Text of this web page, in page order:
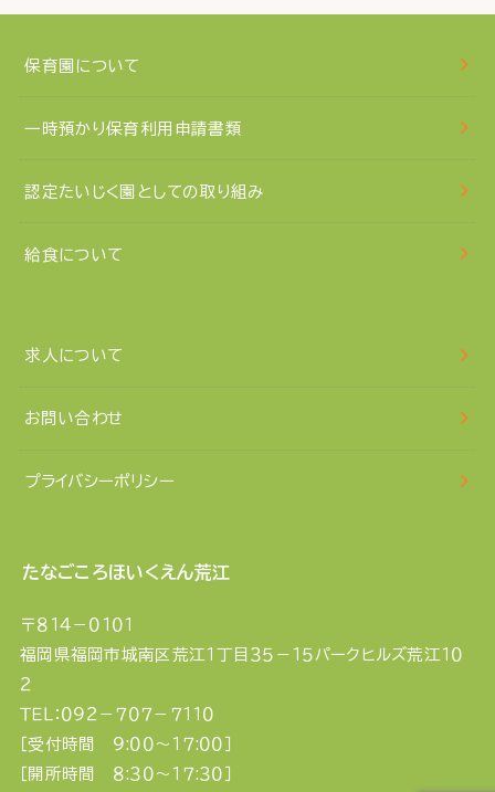
保育園について
一時預かり保育利用申請書類
認定たいじく園としての取り組み
給食について
求人について
お問い合わせ
プライバシーポリシー
たなごころほいくえん荒江
〒８１４－０１０１
福岡県福岡市城南区荒江１丁目３５－１５パークヒルズ荒江１０
２
ＴＥＬ：０９２－７０７－７１１０
［受付時間 ９:００〜１７:００］
［開所時間 ８:３０〜１７:３０］